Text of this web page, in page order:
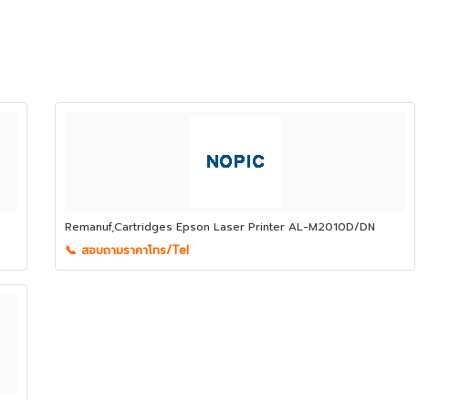
Remanuf,Cartridges Epson Laser Printer AL-M2010D/DN
📞 สอบถามราคาโทร/Tel